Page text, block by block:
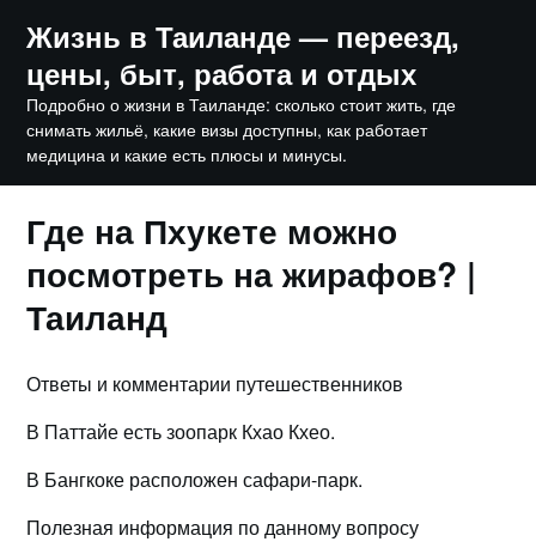
content
Жизнь в Таиланде — переезд,
цены, быт, работа и отдых
Подробно о жизни в Таиланде: сколько стоит жить, где
снимать жильё, какие визы доступны, как работает
медицина и какие есть плюсы и минусы.
Где на Пхукете можно
посмотреть на жирафов? |
Таиланд
Ответы и комментарии путешественников
В Паттайе есть зоопарк Кхао Кхео.
В Бангкоке расположен сафари-парк.
Полезная информация по данному вопросу